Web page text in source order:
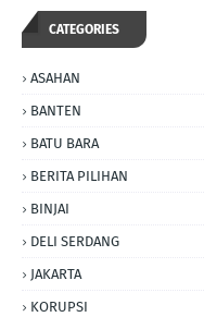
CATEGORIES
ASAHAN
BANTEN
BATU BARA
BERITA PILIHAN
BINJAI
DELI SERDANG
JAKARTA
KORUPSI